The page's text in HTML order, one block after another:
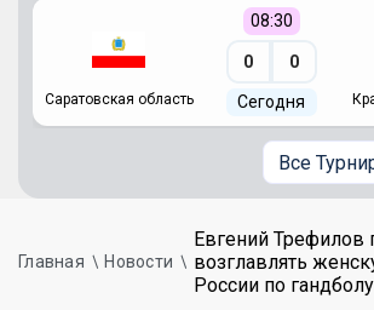
Саратовская область
08:30
0 0
Сегодня
Все
Главная Новости
Евгений Трефилов
возглавлять
России по гандболу